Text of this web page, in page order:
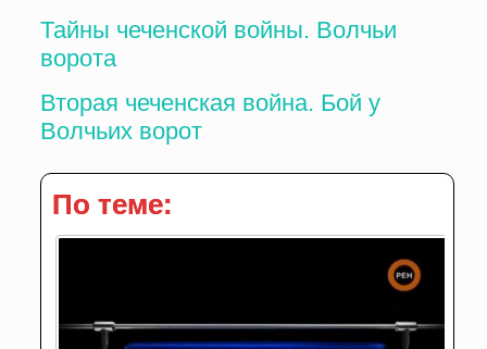
Тайны чеченской войны. Волчьи
ворота
Вторая чеченская война. Бой у
Волчьих ворот
По теме: